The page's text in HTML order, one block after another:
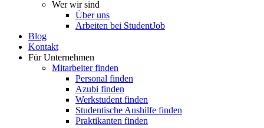
Wer wir sind
Über uns
Arbeiten bei StudentJob
Blog
Kontakt
Für Unternehmen
Mitarbeiter finden
Personal finden
Azubi finden
Werkstudent finden
Studentische Aushilfe finden
Praktikanten finden